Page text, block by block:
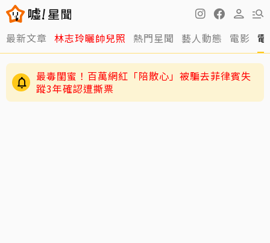
最新文章 林志玲曬帥兒照 熱門星聞 藝人動態 電影
最毒閨蜜！百萬網紅「陪散心」被騙去菲律賓失
蹤3年確認遭撕票